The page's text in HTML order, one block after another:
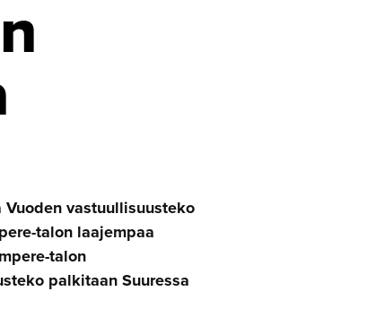
vastuullisuusteko
talon laajempaa
talon
palkitaan Suuressa